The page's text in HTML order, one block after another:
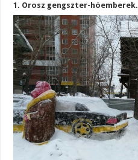
1. Orosz gengszter-hóemberek.